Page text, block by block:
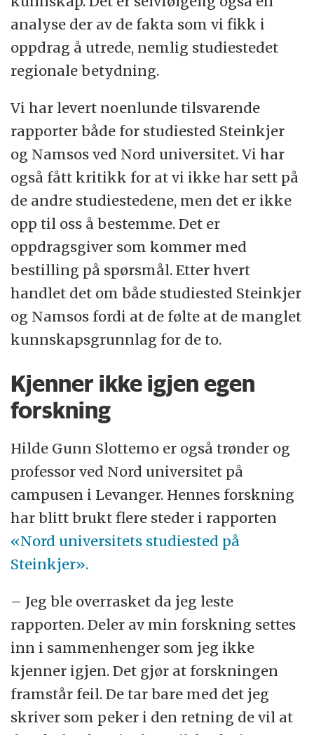
analyse der av de fakta som vi fikk i
oppdrag å utrede, nemlig studiestedet
regionale betydning.
Vi har levert noenlunde tilsvarende
rapporter både for studiested Steinkjer
og Namsos ved Nord universitet. Vi har
også fått kritikk for at vi ikke har sett på
de andre studiestedene, men det er ikke
opp til oss å bestemme. Det er
oppdragsgiver som kommer med
bestilling på spørsmål. Etter hvert
handlet det om både studiested Steinkjer
og Namsos fordi at de følte at de manglet
kunnskapsgrunnlag for de to.
Kjenner ikke igjen egen
forskning
Hilde Gunn Slottemo er også trønder og
professor ved Nord universitet på
campusen i Levanger. Hennes forskning
har blitt brukt flere steder i rapporten
«Nord universitets studiested på
Steinkjer».
– Jeg ble overrasket da jeg leste
rapporten. Deler av min forskning settes
inn i sammenhenger som jeg ikke
kjenner igjen. Det gjør at forskningen
framstår feil. De tar bare med det jeg
skriver som peker i den retning de vil at